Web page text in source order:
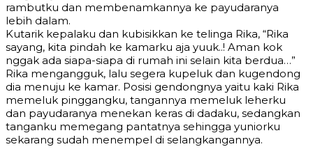
rambutku dan membenamkannya ke payudaranya
lebih dalam.
Kutarik kepalaku dan kubisikkan ke telinga Rika, “Rika
sayang, kita pindah ke kamarku aja yuuk..! Aman kok
nggak ada siapa-siapa di rumah ini selain kita berdua…”
Rika mengangguk, lalu segera kupeluk dan kugendong
dia menuju ke kamar. Posisi gendongnya yaitu kaki Rika
memeluk pinggangku, tangannya memeluk leherku
dan payudaranya menekan keras di dadaku, sedangkan
tanganku memegang pantatnya sehingga yuniorku
sekarang sudah menempel di selangkangannya.